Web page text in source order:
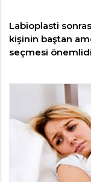
Labioplasti
kişinin baştan
seçmesi